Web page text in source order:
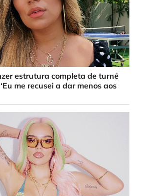
estrutura completa de turnê
me recusei a dar menos aos